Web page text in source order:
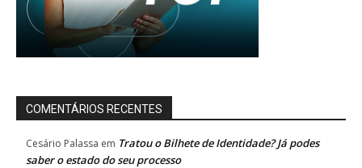
COMENTÁRIOS RECENTES
Cesário Palassa em Tratou o Bilhete de Identidade? Já podes
saber o estado do seu processo